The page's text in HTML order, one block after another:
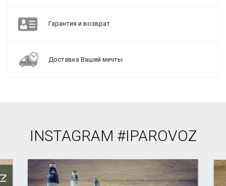
Гарантия и возврат
Доставка Вашей мечты
INSTAGRAM #IPAROVOZ